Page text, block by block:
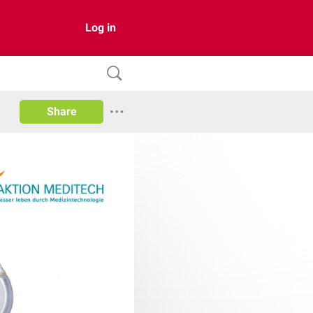
Log in
Share